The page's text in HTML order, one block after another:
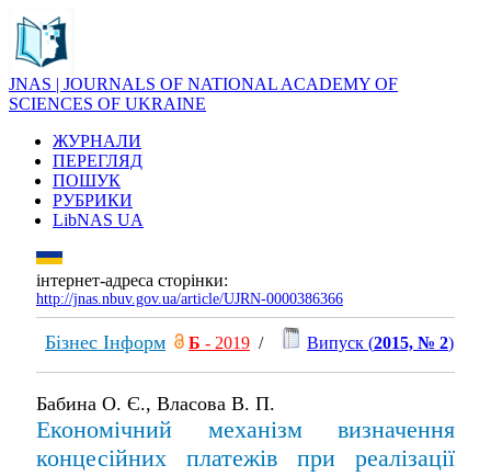
JNAS | JOURNALS OF NATIONAL ACADEMY OF
SCIENCES OF UKRAINE
ЖУРНАЛИ
ПЕРЕГЛЯД
ПОШУК
РУБРИКИ
LibNAS UA
інтернет-адреса сторінки:
http://jnas.nbuv.gov.ua/article/UJRN-0000386366
Бізнес Інформ Б - 2019 / Випуск (2015, № 2)
Бабина О. Є., Власова В. П.
Економічний механізм визначення
концесійних платежів при реалізації